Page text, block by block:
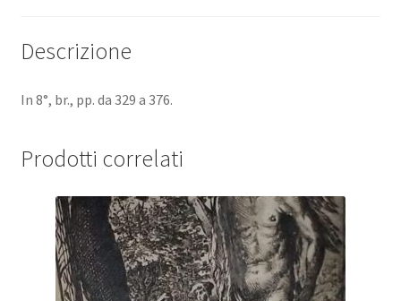
quantità
Descrizione
In 8°, br., pp. da 329 a 376.
Prodotti correlati